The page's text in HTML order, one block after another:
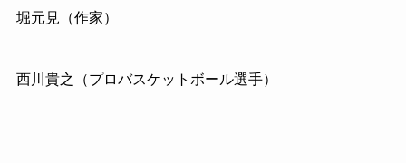
堀元見（作家）
西川貴之（プロバスケットボール選手）